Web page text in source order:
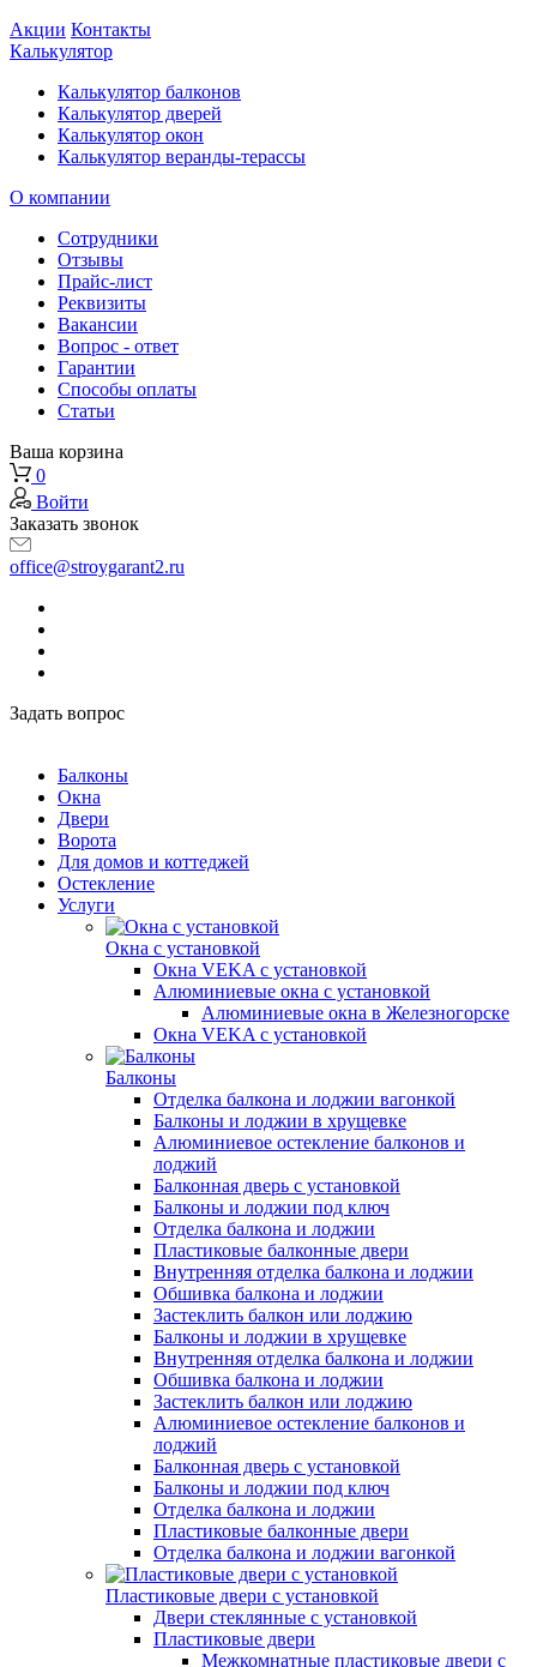
Акции Контакты
Калькулятор
Калькулятор балконов
Калькулятор дверей
Калькулятор окон
Калькулятор веранды-терассы
О компании
Сотрудники
Отзывы
Прайс-лист
Реквизиты
Вакансии
Вопрос - ответ
Гарантии
Способы оплаты
Статьи
Ваша корзина
0
Войти
Заказать звонок
office@stroygarant2.ru
Задать вопрос
Балконы
Окна
Двери
Ворота
Для домов и коттеджей
Остекление
Услуги
Окна с установкой
Окна VEKA с установкой
Алюминиевые окна с установкой
Алюминиевые окна в Железногорске
Окна VEKA с установкой
Балконы
Отделка балкона и лоджии вагонкой
Балконы и лоджии в хрущевке
Алюминиевое остекление балконов и
лоджий
Балконная дверь с установкой
Балконы и лоджии под ключ
Отделка балкона и лоджии
Пластиковые балконные двери
Внутренняя отделка балкона и лоджии
Обшивка балкона и лоджии
Застеклить балкон или лоджию
Балконы и лоджии в хрущевке
Внутренняя отделка балкона и лоджии
Обшивка балкона и лоджии
Застеклить балкон или лоджию
Алюминиевое остекление балконов и
лоджий
Балконная дверь с установкой
Балконы и лоджии под ключ
Отделка балкона и лоджии
Пластиковые балконные двери
Отделка балкона и лоджии вагонкой
Пластиковые двери с установкой
Двери стеклянные с установкой
Пластиковые двери
Межкомнатные пластиковые двери с